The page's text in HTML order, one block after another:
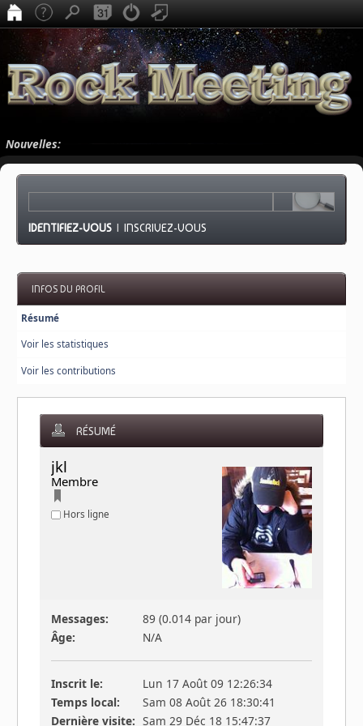
Nouvelles:
IDENTIFIEZ-VOUS |INSCRIVEZ-VOUS
INFOS DU PROFIL
Résumé
Voir les statistiques
Voir les contributions
RÉSUMÉ
jkl
Membre
Hors ligne
Messages:
89 (0.014 par jour)
Âge:
N/A
Inscrit le:
Lun 17 Août 09 12:26:34
Temps local:
Sam 08 Août 26 18:30:41
Dernière visite: Sam 29 Déc 18 15:47:37